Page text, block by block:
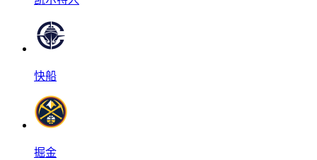
快船
掘金